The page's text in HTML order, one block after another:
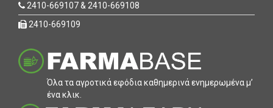
2410-669107 & 2410-669108
2410-669109
Όλα τα αγροτικά εφόδια καθηµερινά ενηµερωµένα µ’
ένα κλικ.